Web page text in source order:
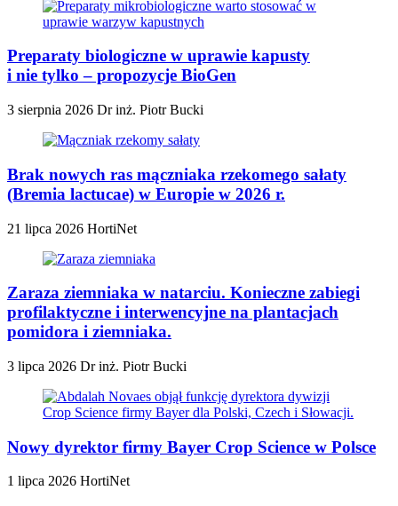
Preparaty biologiczne w uprawie kapusty
i nie tylko – propozycje BioGen
3 sierpnia 2026 Dr inż. Piotr Bucki
Brak nowych ras mączniaka rzekomego sałaty
(Bremia lactucae) w Europie w 2026 r.
21 lipca 2026 HortiNet
Zaraza ziemniaka w natarciu. Konieczne zabiegi
profilaktyczne i interwencyjne na plantacjach
pomidora i ziemniaka.
3 lipca 2026 Dr inż. Piotr Bucki
Nowy dyrektor firmy Bayer Crop Science w Polsce
1 lipca 2026 HortiNet